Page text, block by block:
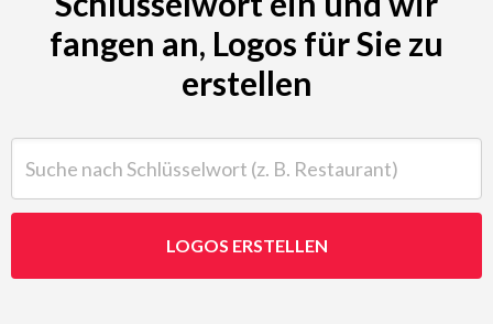
fangen an, Logos für Sie zu
erstellen
LOGOS ERSTELLEN